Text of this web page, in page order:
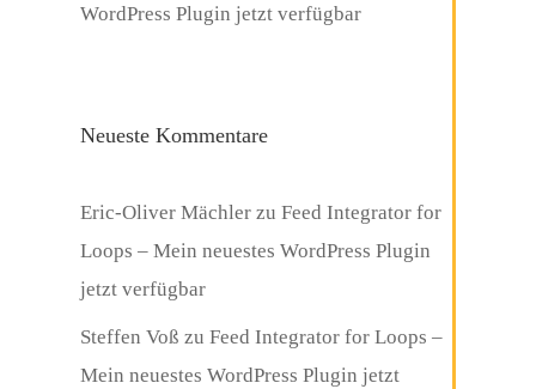
WordPress Plugin jetzt verfügbar
Neueste Kommentare
Eric-Oliver Mächler zuFeed Integrator for
Loops – Mein neuestes WordPress Plugin
jetzt verfügbar
Steffen Voß zuFeed Integrator for Loops –
Mein neuestes WordPress Plugin jetzt